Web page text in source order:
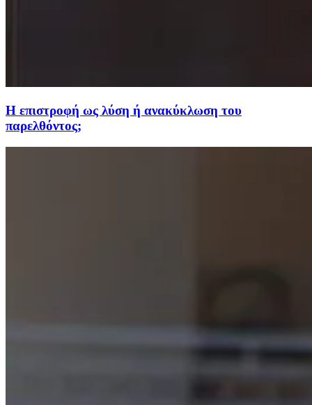
Η επιστροφή ως λύση ή ανακύκλωση του
παρελθόντος;